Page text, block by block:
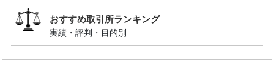
おすすめ取引所ランキング
実績・評判・目的別